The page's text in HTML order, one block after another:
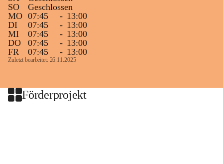
SO
Geschlossen
MO 07:45 - 13:00
DI
07:45 - 13:00
MI
07:45 - 13:00
DO
07:45 - 13:00
FR
07:45 - 13:00
Zuletzt bearbeitet: 26.11.2025
Förderprojekt